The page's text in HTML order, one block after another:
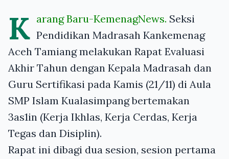
K arang Baru-KemenagNews. Seksi
Pendidikan Madrasah Kankemenag
Aceh Tamiang melakukan Rapat Evaluasi
Akhir Tahun dengan Kepala Madrasah dan
Guru Sertifikasi pada Kamis (21/11) di Aula
SMP Islam Kualasimpang bertemakan
3as1in (Kerja Ikhlas, Kerja Cerdas, Kerja
Tegas dan Disiplin).
Rapat ini dibagi dua sesion, sesion pertama